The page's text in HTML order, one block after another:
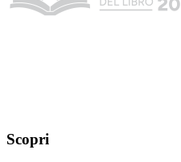
Scopri